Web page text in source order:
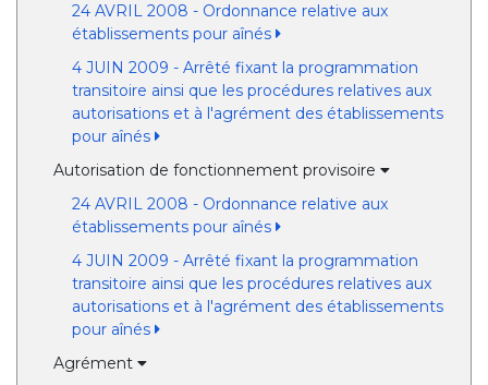
24 AVRIL 2008 - Ordonnance relative aux
établissements pour aînés
4 JUIN 2009 - Arrêté fixant la programmation
transitoire ainsi que les procédures relatives aux
autorisations et à l'agrément des établissements
pour aînés
Autorisation de fonctionnement provisoire
24 AVRIL 2008 - Ordonnance relative aux
établissements pour aînés
4 JUIN 2009 - Arrêté fixant la programmation
transitoire ainsi que les procédures relatives aux
autorisations et à l'agrément des établissements
pour aînés
Agrément